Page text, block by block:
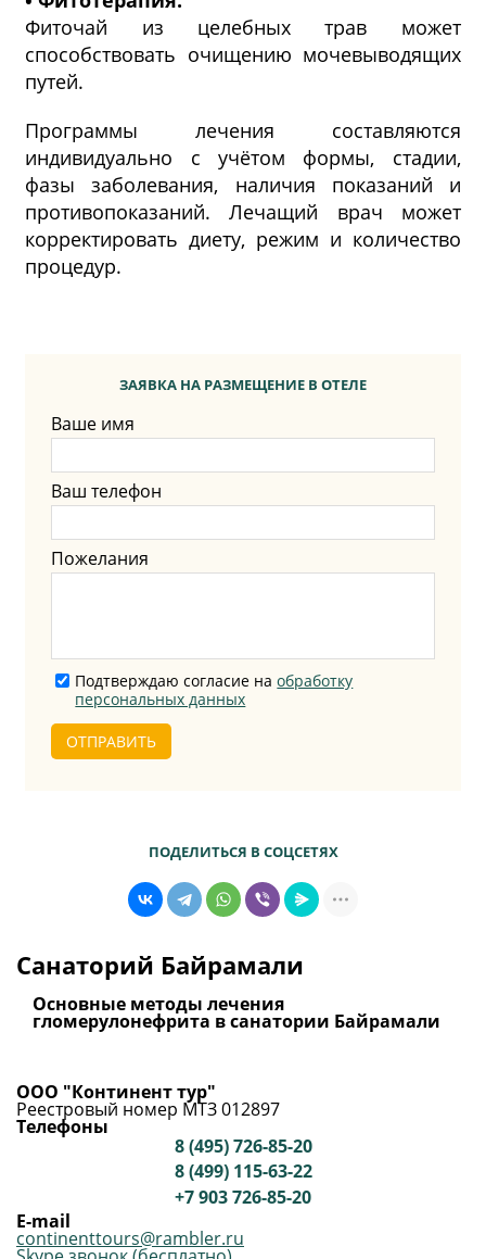
Фиточай из целебных трав может
способствовать очищению мочевыводящих
путей.
Программы лечения составляются
индивидуально с учётом формы, стадии,
фазы заболевания, наличия показаний и
противопоказаний. Лечащий врач может
корректировать диету, режим и количество
процедур.
ЗАЯВКА НА РАЗМЕЩЕНИЕ В ОТЕЛЕ
Ваше имя
Ваш телефон
Пожелания
Подтверждаю согласие наобработку
персональных данных
ОТПРАВИТЬ
ПОДЕЛИТЬСЯ В СОЦСЕТЯХ
Санаторий Байрамали
Основные методы лечения
гломерулонефрита в санатории Байрамали
ООО "Континент тур"
Реестровый номер МТЗ 012897
Телефоны
8 (495) 726-85-20
8 (499) 115-63-22
+7 903 726-85-20
E-mail
continenttours@rambler.ru